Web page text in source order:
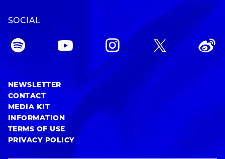
SOCIAL
NEWSLETTER
CONTACT
MEDIA KIT
INFORMATION
TERMS OF USE
PRIVACY POLICY